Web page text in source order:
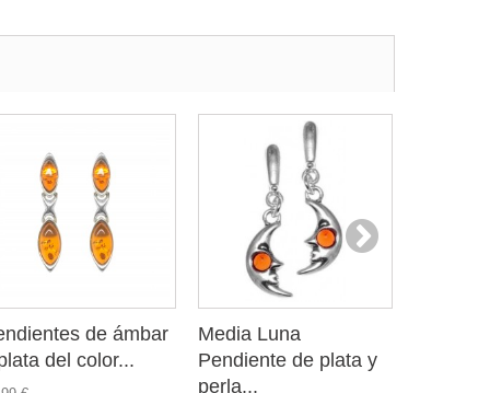
de ámbar
del color...
Media Luna
Pendiente de plata y
perla...